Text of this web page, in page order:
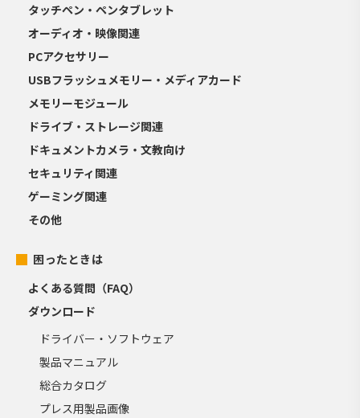
タッチペン・ペンタブレット
オーディオ・映像関連
PCアクセサリー
USBフラッシュメモリー・メディアカード
メモリーモジュール
ドライブ・ストレージ関連
ドキュメントカメラ・文教向け
セキュリティ関連
ゲーミング関連
その他
困ったときは
よくある質問（FAQ）
ダウンロード
ドライバー・ソフトウェア
製品マニュアル
総合カタログ
プレス用製品画像